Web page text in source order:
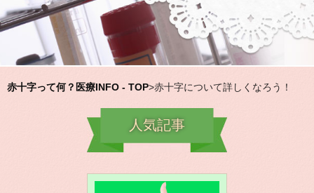
赤十字って何？医療INFO - TOP>赤十字について詳しくなろう！
人気記事